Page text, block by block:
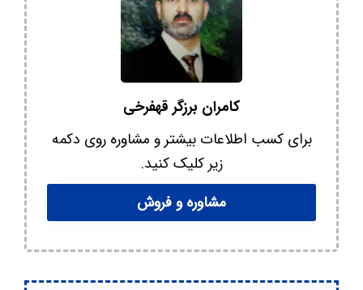
کامران برزگر قهفرخی
برای کسب اطلاعات بیشتر و مشاوره روی دکمه
زیر کلیک کنید.
مشاوره و فروش